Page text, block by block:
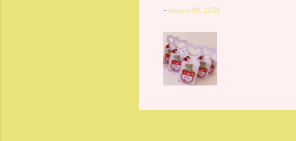
- março 09, 2026